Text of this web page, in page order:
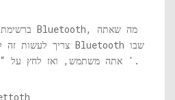
צריך לעשות זה
אתה משתמש, ואז לחץ על “ '.